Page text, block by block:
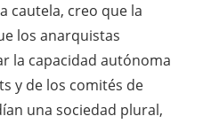
cautela, creo que la
los anarquistas
la capacidad autónoma
y de los comités de
una sociedad plural,